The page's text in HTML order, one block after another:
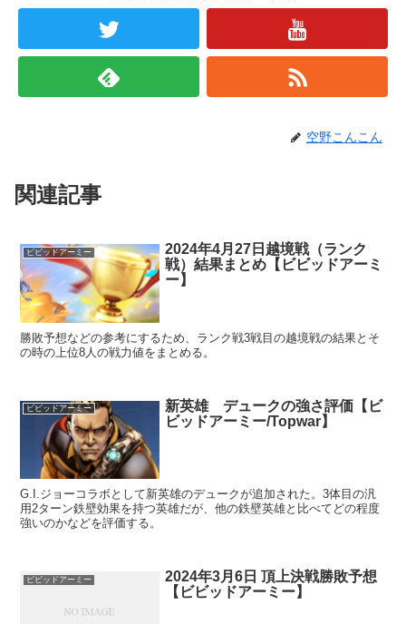
空野こんこん
関連記事
ビビッドアーミー
2024年4月27日越境戦（ランク
戦）結果まとめ【ビビッドアーミ
ー】
勝敗予想などの参考にするため、ランク戦3戦目の越境戦の結果とそ
の時の上位8人の戦力値をまとめる。
ビビッドアーミー
新英雄 デュークの強さ評価【ビ
ビッドアーミー/Topwar】
G.I.ジョーコラボとして新英雄のデュークが追加された。3体目の汎
用2ターン鉄壁効果を持つ英雄だが、他の鉄壁英雄と比べてどの程度
強いのかなどを評価する。
ビビッドアーミー
2024年3月6日 頂上決戦勝敗予想
【ビビッドアーミー】